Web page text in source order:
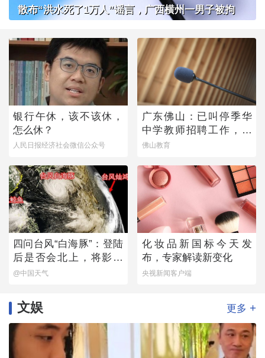
散布“洪水死了1万人”谣言，广西横州一男子被拘
银行午休，该不该休，
怎么休？
人民日报经济社会微信公众号
广东佛山：已叫停季华
中学教师招聘工作，开
展全面核查
佛山教育
四问台风“白海豚”：登陆
后是否会北上，将影响
哪些地方？
@中国天气
化妆品新国标今天发
布，专家解读新变化
央视新闻客户端
文娱 更多 +